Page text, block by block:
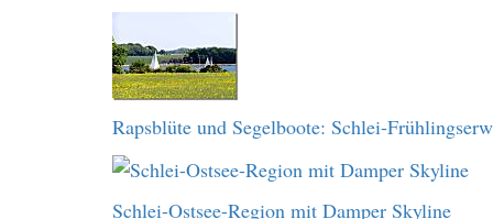
Rapsblüte und Segelboote: Schlei-
Schlei-Ostsee-Region mit Damper Skyline